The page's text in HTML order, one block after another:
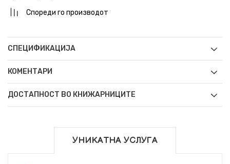
Спореди го производот
СПЕЦИФИКАЦИЈА
КОМЕНТАРИ
ДОСТАПНОСТ ВО КНИЖАРНИЦИТЕ
УНИКАТНА УСЛУГА